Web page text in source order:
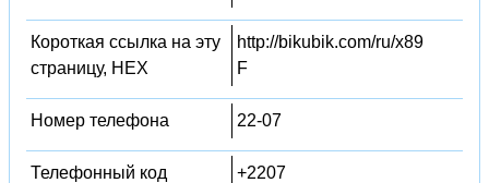
Короткая ссылка на эту
страницу, HEX
http://bikubik.com/ru/x89
F
Номер телефона 22-07
Телефонный код
+2207